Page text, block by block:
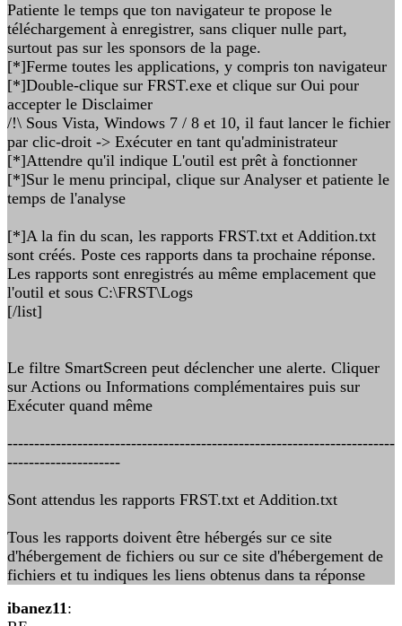
Patiente le temps que ton navigateur te propose le
téléchargement à enregistrer, sans cliquer nulle part,
surtout pas sur les sponsors de la page.
[*]Ferme toutes les applications, y compris ton navigateur
[*]Double-clique sur FRST.exe et clique sur Oui pour
accepter le Disclaimer
/!\ Sous Vista, Windows 7 / 8 et 10, il faut lancer le fichier
par clic-droit -> Exécuter en tant qu'administrateur
[*]Attendre qu'il indique L'outil est prêt à fonctionner
[*]Sur le menu principal, clique sur Analyser et patiente le
temps de l'analyse
[*]A la fin du scan, les rapports FRST.txt et Addition.txt
sont créés. Poste ces rapports dans ta prochaine réponse.
Les rapports sont enregistrés au même emplacement que
l'outil et sous C:\FRST\Logs
[/list]
Le filtre SmartScreen peut déclencher une alerte. Cliquer
sur Actions ou Informations complémentaires puis sur
Exécuter quand même
------------------------------------------------------------------------
---------------------
Sont attendus les rapports FRST.txt et Addition.txt
Tous les rapports doivent être hébergés sur ce site
d'hébergement de fichiers ou sur ce site d'hébergement de
fichiers et tu indiques les liens obtenus dans ta réponse
ibanez11: